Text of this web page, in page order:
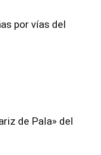
por vías del
de Pala» del